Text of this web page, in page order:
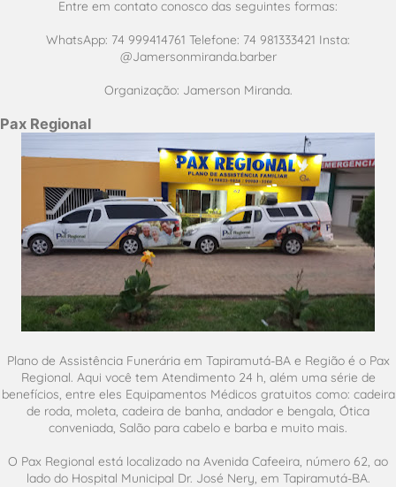
Entre em contato conosco das seguintes formas:
WhatsApp: 74 999414761 Telefone: 74 981333421 Insta:
@Jamersonmiranda.barber
Organização: Jamerson Miranda.
Pax Regional
Plano de Assistência Funerária em Tapiramutá-BA e Região é o Pax
Regional. Aqui você tem Atendimento 24 h, além uma série de
benefícios, entre eles Equipamentos Médicos gratuitos como: cadeira
de roda, moleta, cadeira de banha, andador e bengala, Ótica
conveniada, Salão para cabelo e barba e muito mais.
O Pax Regional está localizado na Avenida Cafeeira, número 62, ao
lado do Hospital Municipal Dr. José Nery, em Tapiramutá-BA.